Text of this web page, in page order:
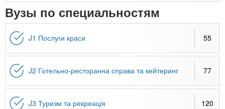
Вузы по специальностям
J1 Послуги краси 55
J2 Готельно-ресторанна справа та кейтеринг 77
J3 Туризм та рекреація 120